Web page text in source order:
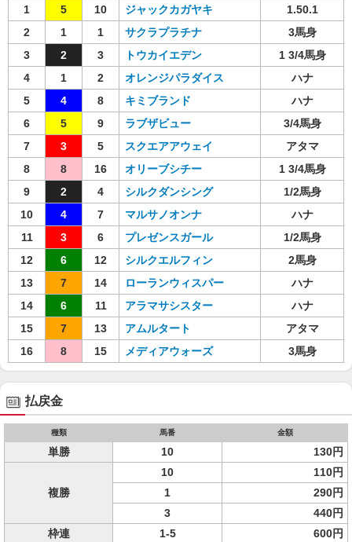
1 5 10 ジャックカガヤキ
1.50.1
2
1 1 サクラプラチナ
3馬身
3
2 3 トウカイエデン
1 3/4馬身
4
1 2 オレンジパラダイス
ハナ
5
4 8 キミブランド
ハナ
6
5 9 ラブザビュー
3/4馬身
7
3 5 スクエアアウェイ
アタマ
8
8 16 オリーブシチー
1 3/4馬身
9
2 4 シルクダンシング
1/2馬身
10
4 7 マルサノオンナ
ハナ
11
3 6 プレゼンスガール
1/2馬身
12
6 12 シルクエルフィン
2馬身
13
7 14 ローランウィスパー
ハナ
14
6 11 アラマサシスター
ハナ
15
7 13 アムルタート
アタマ
16
8 15 メディアウォーズ 3馬身
払戻金
種類 馬番 金額
単勝 10 130円
複勝
10
110円
1
290円
3
440円
枠連
1-5
600円